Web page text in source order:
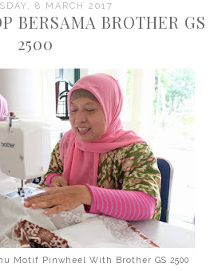
8 MARCH 2017
BERSAMA BROTHER GS
2500
Motif Pinwheel With Brother GS 2500